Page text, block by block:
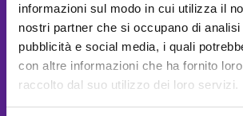
informazioni sul modo in cui utilizza il
nostri partner che si occupano di analisi
pubblicità e social media, i quali
con altre informazioni che ha fornito
raccolto dal suo utilizzo dei loro servizi.